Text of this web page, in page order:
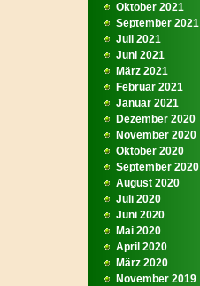
Oktober 2021
September 2021
Juli 2021
Juni 2021
März 2021
Februar 2021
Januar 2021
Dezember 2020
November 2020
Oktober 2020
September 2020
August 2020
Juli 2020
Juni 2020
Mai 2020
April 2020
März 2020
November 2019